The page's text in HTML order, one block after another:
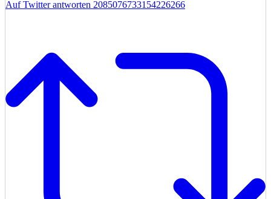
Auf Twitter antworten 2085076733154226266